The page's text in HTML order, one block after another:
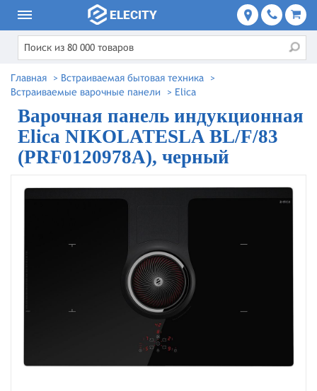
Главная > Встраиваемая бытовая техника
>
Встраиваемые варочные панели
> Elica
Варочная панель индукционная
Elica NIKOLATESLA BL/F/83
(PRF0120978A), черный